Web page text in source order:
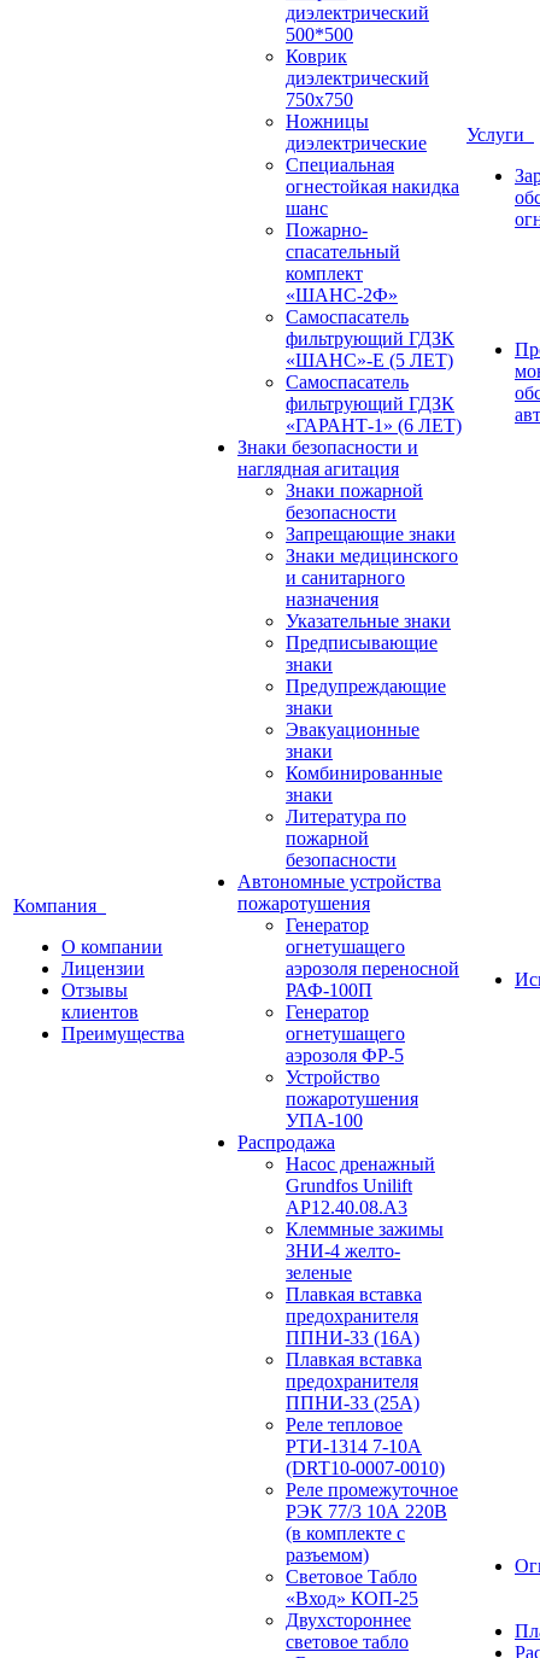
Компания
О компании
Лицензии
Отзывы
клиентов
Преимущества
диэлектрический
500*500
Коврик
диэлектрический
750х750
Ножницы
диэлектрические
Специальная
огнестойкая накидка
шанс
Пожарно-
спасательный
комплект
«ШАНС-2Ф»
Самоспасатель
фильтрующий ГДЗК
«ШАНС»-Е (5 ЛЕТ)
Самоспасатель
фильтрующий ГДЗК
«ГАРАНТ-1» (6 ЛЕТ)
Знаки безопасности и
наглядная агитация
Знаки пожарной
безопасности
Запрещающие знаки
Знаки медицинского
и санитарного
назначения
Указательные знаки
Предписывающие
знаки
Предупреждающие
знаки
Эвакуационные
знаки
Комбинированные
знаки
Литература по
пожарной
безопасности
Автономные устройства
пожаротушения
Генератор
огнетушащего
аэрозоля переносной
РАФ-100П
Генератор
огнетушащего
аэрозоля ФР-5
Устройство
пожаротушения
УПА-100
Распродажа
Насос дренажный
Grundfos Unilift
АP12.40.08.A3
Клеммные зажимы
ЗНИ-4 желто-
зеленые
Плавкая вставка
предохранителя
ППНИ-33 (16А)
Плавкая вставка
предохранителя
ППНИ-33 (25А)
Реле тепловое
РТИ-1314 7-10А
(DRT10-0007-0010)
Реле промежуточное
РЭК 77/3 10А 220В
(в комплекте с
разъемом)
Световое Табло
«Вход» КОП-25
Двухстороннее
световое табло
Услуги